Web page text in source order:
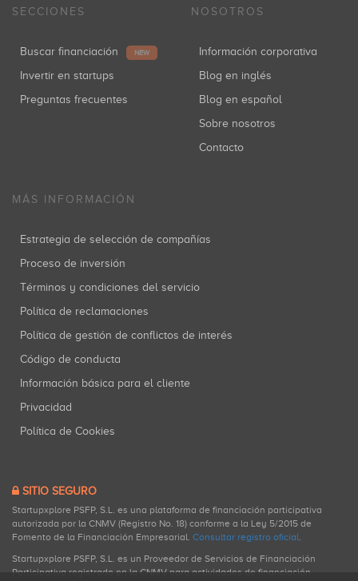
SECCIONES
Buscar financiación NEW
Invertir en startups
Preguntas frecuentes
NOSOTROS
Información corporativa
Blog en inglés
Blog en español
Sobre nosotros
Contacto
MÁS INFORMACIÓN
Estrategia de selección de compañías
Proceso de inversión
Términos y condiciones del servicio
Política de reclamaciones
Política de gestión de conflictos de interés
Código de conducta
Información básica para el cliente
Privacidad
Política de Cookies
SITIO SEGURO
Startupxplore PSFP, S.L. es una plataforma de financiación participativa
autorizada por la CNMV (Registro No. 18) conforme a la Ley 5/2015 de
Fomento de la Financiación Empresarial. Consultar registro oficial.
Startupxplore PSFP, S.L. es un Proveedor de Servicios de Financiación
Participativa registrado en la CNMV para actividades de financiación